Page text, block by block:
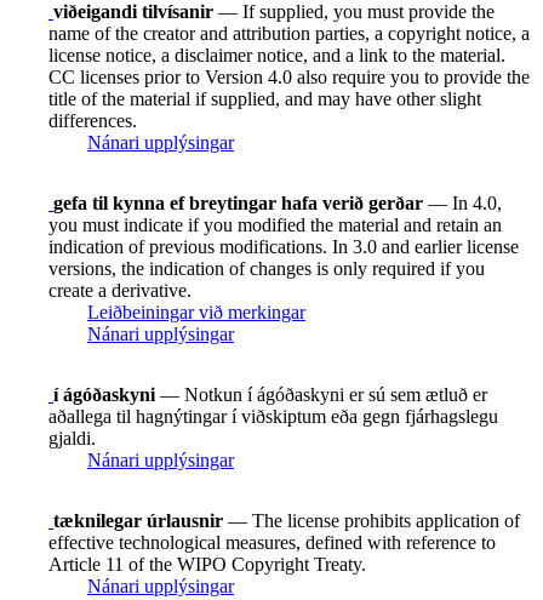
viðeigandi tilvísanir — If supplied, you must provide the
name of the creator and attribution parties, a copyright notice, a
license notice, a disclaimer notice, and a link to the material.
CC licenses prior to Version 4.0 also require you to provide the
title of the material if supplied, and may have other slight
differences.
Nánari upplýsingar
gefa til kynna ef breytingar hafa verið gerðar — In 4.0,
you must indicate if you modified the material and retain an
indication of previous modifications. In 3.0 and earlier license
versions, the indication of changes is only required if you
create a derivative.
Leiðbeiningar við merkingar
Nánari upplýsingar
í ágóðaskyni — Notkun í ágóðaskyni er sú sem ætluð er
aðallega til hagnýtingar í viðskiptum eða gegn fjárhagslegu
gjaldi.
Nánari upplýsingar
tæknilegar úrlausnir — The license prohibits application of
effective technological measures, defined with reference to
Article 11 of the WIPO Copyright Treaty.
Nánari upplýsingar